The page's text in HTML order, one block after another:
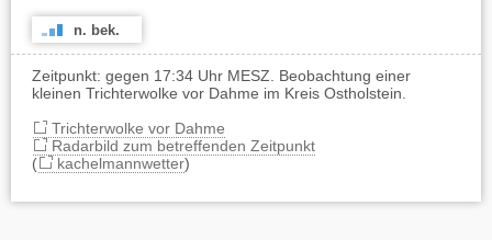
n. bek.
Zeitpunkt: gegen 17:34 Uhr MESZ. Beobachtung einer
kleinen Trichterwolke vor Dahme im Kreis Ostholstein.
Trichterwolke vor Dahme
Radarbild zum betreffenden Zeitpunkt
(
kachelmannwetter)